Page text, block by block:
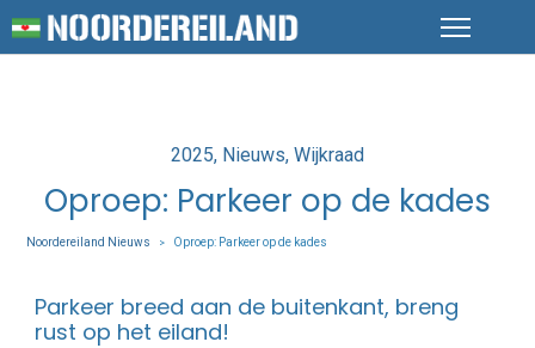
Posted
in
2025 Nieuws Wijkraad
Oproep: Parkeer op de kades
Noordereiland Nieuws > Oproep: Parkeer op de kades
Parkeer breed aan de buitenkant, breng
rust op het eiland!